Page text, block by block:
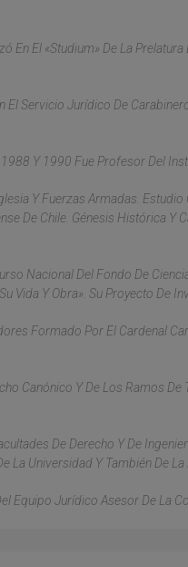
En El «Studium» De La
Servicio Jurídico De
Y 1990 Fue Profesor Del
Y Fuerzas Armadas.
De Chile. Génesis Histórica
Nacional Del Fondo De
Vida Y Obra». Su Proyecto De
Formado Por El Cardenal
Canónico Y De Los Ramos
De Derecho Y De
La Universidad Y También De
Equipo Jurídico Asesor De La